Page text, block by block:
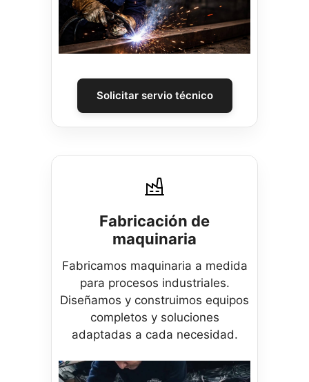
Solicitar servio técnico
Fabricación de
maquinaria
Fabricamos maquinaria a medida
para procesos industriales.
Diseñamos y construimos equipos
completos y soluciones
adaptadas a cada necesidad.